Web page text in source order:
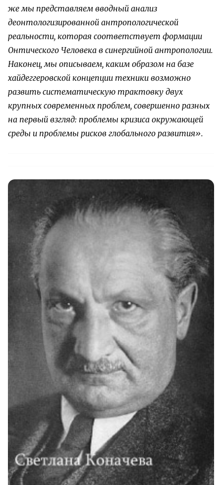
же мы представляем вводный анализ
деонтологизированной антропологической
реальности, которая соответствует формации
Онтического Человека в синергийной антропологии.
Наконец, мы описываем, каким образом на базе
хайдеггеровской концепции техники возможно
развить систематическую трактовку двух
крупных современных проблем, совершенно разных
на первый взгляд: проблемы кризиса окружающей
среды и проблемы рисков глобального развития».